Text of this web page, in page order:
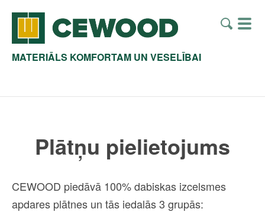
MATERIĀLS KOMFORTAM UN VESELĪBAI
Plātņu pielietojums
CEWOOD piedāvā 100% dabiskas izcelsmes
apdares plātnes un tās iedalās 3 grupās: